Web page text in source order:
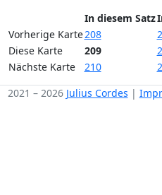
In diesem Satz
Vorherige Karte208
Diese Karte
209
Nächste Karte
210
2021 – 2026 Julius Cordes |